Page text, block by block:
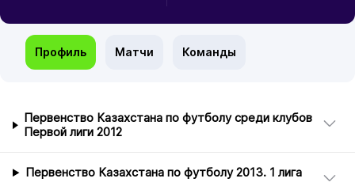
Профиль Матчи Команды
Первенство Казахстана по футболу среди клубов
Первой лиги 2012
Первенство Казахстана по футболу 2013. 1 лига